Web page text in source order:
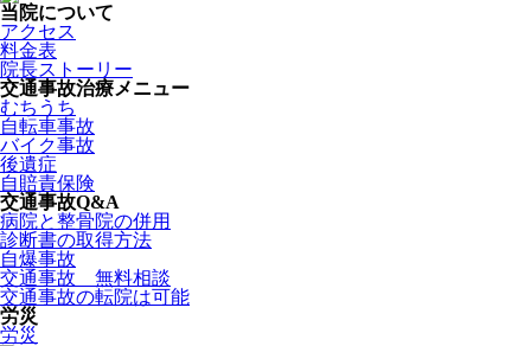
当院について
アクセス
料金表
院長ストーリー
交通事故治療メニュー
むちうち
自転車事故
バイク事故
後遺症
自賠責保険
交通事故Q&A
病院と整骨院の併用
診断書の取得方法
自爆事故
交通事故 無料相談
交通事故の転院は可能
労災
労災